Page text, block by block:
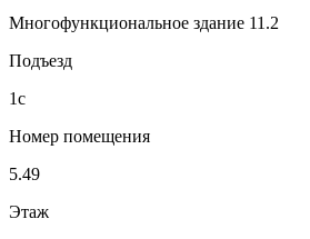
Многофункциональное здание 11.2
Подъезд
1с
Номер помещения
5.49
Этаж